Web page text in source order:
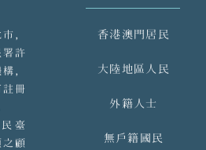
，
許
，
冊
臺
顧
香港澳門居民
大陸地區人民
外籍人士
無戶籍國民